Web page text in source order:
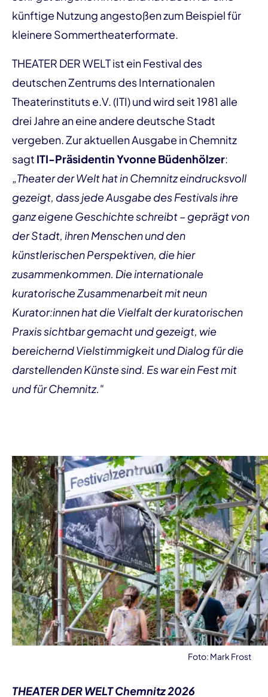
künftige Nutzung angestoßen zum Beispiel für
kleinere Sommertheaterformate.
THEATER DER WELT ist ein Festival des
deutschen Zentrums des Internationalen
Theaterinstituts e.V. (ITI) und wird seit 1981 alle
drei Jahre an eine andere deutsche Stadt
vergeben. Zur aktuellen Ausgabe in Chemnitz
sagt ITI-Präsidentin Yvonne Büdenhölzer:
„Theater der Welt hat in Chemnitz eindrucksvoll
gezeigt, dass jede Ausgabe des Festivals ihre
ganz eigene Geschichte schreibt – geprägt von
der Stadt, ihren Menschen und den
künstlerischen Perspektiven, die hier
zusammenkommen. Die internationale
kuratorische Zusammenarbeit mit neun
Kurator:innen hat die Vielfalt der kuratorischen
Praxis sichtbar gemacht und gezeigt, wie
bereichernd Vielstimmigkeit und Dialog für die
darstellenden Künste sind. Es war ein Fest mit
und für Chemnitz."
THEATER DER WELT Chemnitz 2026
Foto: Mark Frost